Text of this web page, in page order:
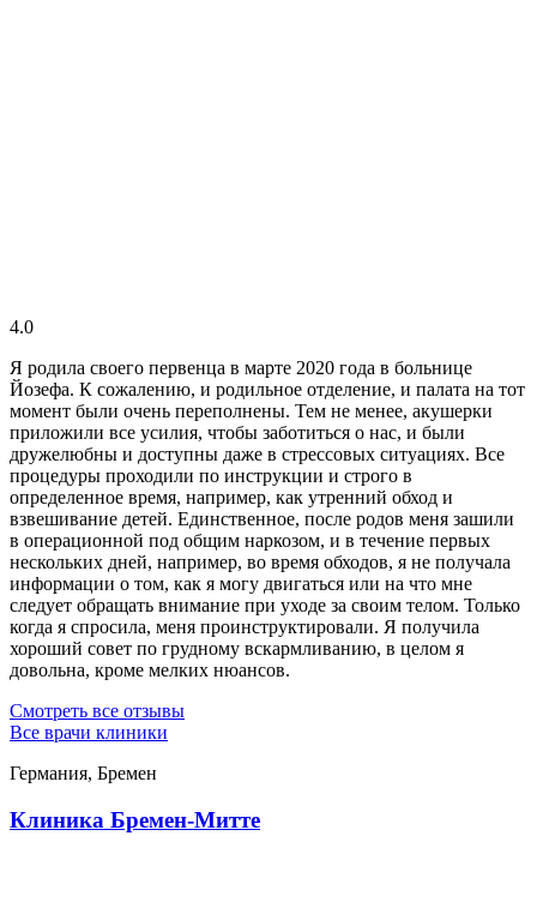
4.0
Я родила своего первенца в марте 2020 года в больнице
Йозефа. К сожалению, и родильное отделение, и палата на тот
момент были очень переполнены. Тем не менее, акушерки
приложили все усилия, чтобы заботиться о нас, и были
дружелюбны и доступны даже в стрессовых ситуациях. Все
процедуры проходили по инструкции и строго в
определенное время, например, как утренний обход и
взвешивание детей. Единственное, после родов меня зашили
в операционной под общим наркозом, и в течение первых
нескольких дней, например, во время обходов, я не получала
информации о том, как я могу двигаться или на что мне
следует обращать внимание при уходе за своим телом. Только
когда я спросила, меня проинструктировали. Я получила
хороший совет по грудному вскармливанию, в целом я
довольна, кроме мелких нюансов.
Смотреть все отзывы
Все врачи клиники
Германия, Бремен
Клиника Бремен-Митте